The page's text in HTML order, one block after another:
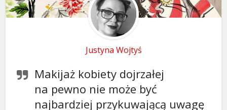
Justyna Wojtyś
Makijaż kobiety dojrzałej
na pewno nie może być
najbardziej przykuwającą uwagę